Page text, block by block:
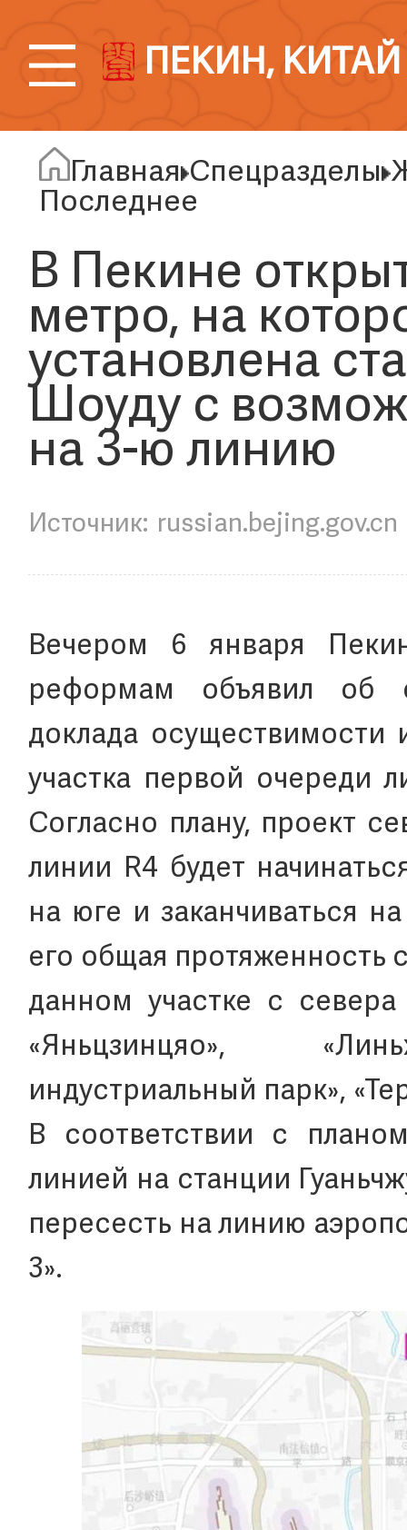
ПЕКИН, КИТАЙ
Главная Спецразделы
Последнее
В Пекине
метро, на
установлена
Шоуду с
на 3-ю линию
russian.bejing.gov.cn
Вечером 6 января
реформам объявил об
доклада осуществимости
участка первой очереди
Согласно плану, проект
линии R4 будет
на юге и заканчиваться
его общая протяженность
данном участке с
«Яньцзинцяо»,
индустриальный парк»,
В соответствии с
линией на станции
пересесть на линию
3».